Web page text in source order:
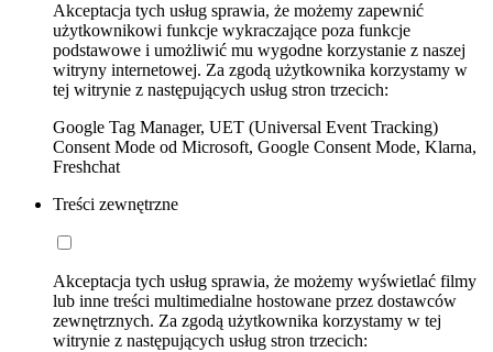
Akceptacja tych usług sprawia, że możemy zapewnić
użytkownikowi funkcje wykraczające poza funkcje
podstawowe i umożliwić mu wygodne korzystanie z naszej
witryny internetowej. Za zgodą użytkownika korzystamy w
tej witrynie z następujących usług stron trzecich:
Google Tag Manager, UET (Universal Event Tracking)
Consent Mode od Microsoft, Google Consent Mode, Klarna,
Freshchat
Treści zewnętrzne
Akceptacja tych usług sprawia, że możemy wyświetlać filmy
lub inne treści multimedialne hostowane przez dostawców
zewnętrznych. Za zgodą użytkownika korzystamy w tej
witrynie z następujących usług stron trzecich: